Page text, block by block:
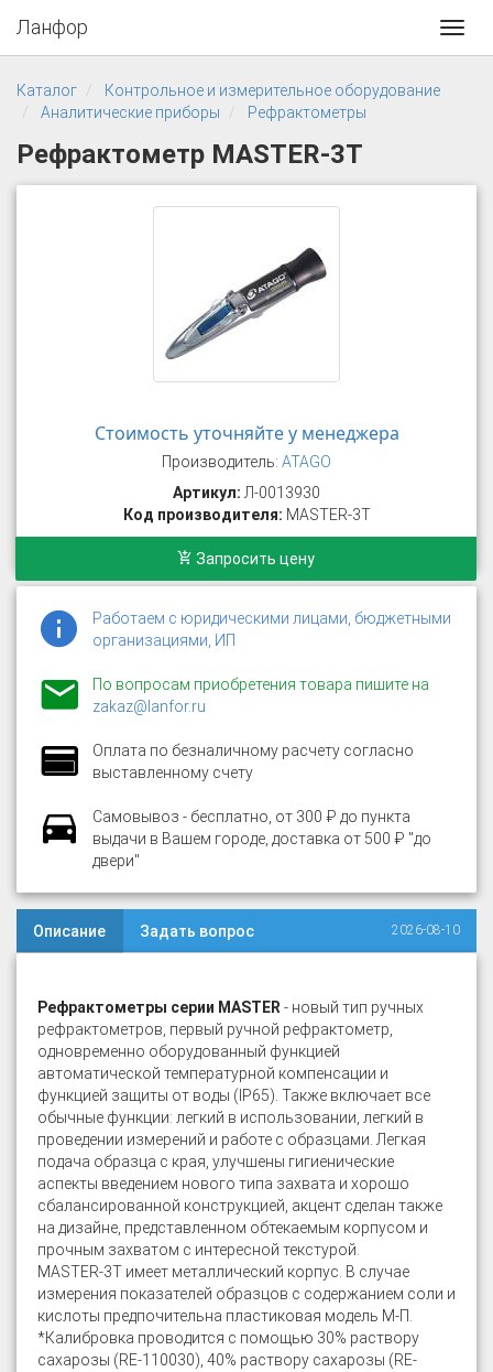
Ланфор
Каталог
Контрольное и измерительное оборудование
Аналитические приборы
Рефрактометры
Рефрактометр MASTER-3Т
Стоимость уточняйте у менеджера
Производитель: ATAGO
Артикул: Л-0013930
Код производителя: MASTER-3Т
Запросить цену
Работаем с юридическими лицами, бюджетными
организациями, ИП
По вопросам приобретения товара пишите на
zakaz@lanfor.ru
Оплата по безналичному расчету согласно
выставленному счету
Самовывоз - бесплатно, от 300 ₽ до пункта
выдачи в Вашем городе, доставка от 500 ₽ "до
двери"
Описание Задать вопрос 2026-08-10
Рефрактометры серии MASTER - новый тип ручных
рефрактометров, первый ручной рефрактометр,
одновременно оборудованный функцией
автоматической температурной компенсации и
функцией защиты от воды (IP65). Также включает все
обычные функции: легкий в использовании, легкий в
проведении измерений и работе с образцами. Легкая
подача образца с края, улучшены гигиенические
аспекты введением нового типа захвата и хорошо
сбалансированной конструкцией, акцент сделан также
на дизайне, представленном обтекаемым корпусом и
прочным захватом с интересной текстурой.
MASTER-3T имеет металлический корпус. В случае
измерения показателей образцов с содержанием соли и
кислоты предпочительна пластиковая модель М-П.
*Калибровка проводится с помощью 30% раствору
сахарозы (RE-110030), 40% раствору сахарозы (RE-